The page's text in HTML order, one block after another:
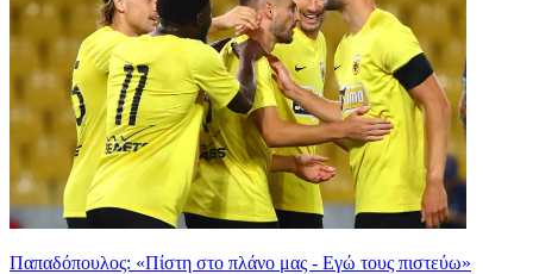
Παπαδόπουλος: «Πίστη στο πλάνο μας - Εγώ τους πιστεύω»